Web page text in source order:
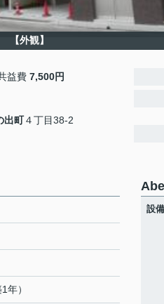
【外観】
益費 7,500円
出町４丁目38-2
年）
設